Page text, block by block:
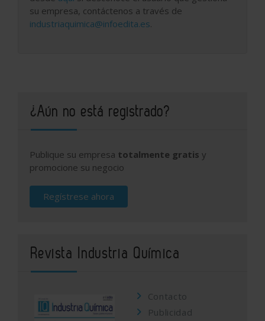
su empresa, contáctenos a través de
industriaquimica@infoedita.es.
¿Aún no está registrado?
Publique su empresa totalmente gratis y
promocione su negocio
Regístrese ahora
Revista Industria Química
Contacto
Publicidad